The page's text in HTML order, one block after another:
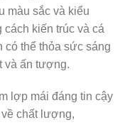
màu sắc và kiểu
kiến trúc và cá
có thể thỏa sức sáng
và ấn tượng.
lợp mái đáng tin cậy
chất lượng,